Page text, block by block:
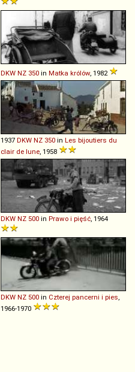
DKW NZ 350 in Matka królów, 1982
1937 DKW NZ 350 in Les bijoutiers du
clair de lune, 1958
DKW NZ 500 in Prawo i pięść, 1964
DKW NZ 500 in Czterej pancerni i pies,
1966-1970